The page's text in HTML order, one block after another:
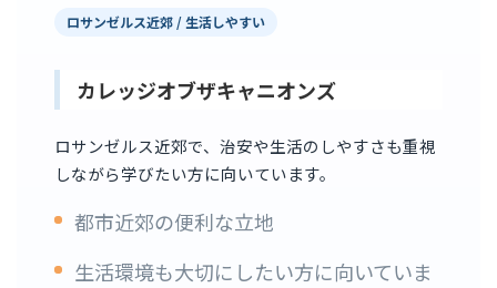
ロサンゼルス近郊 / 生活しやすい
カレッジオブザキャニオンズ
ロサンゼルス近郊で、治安や生活のしやすさも重視
しながら学びたい方に向いています。
都市近郊の便利な立地
生活環境も大切にしたい方に向いていま